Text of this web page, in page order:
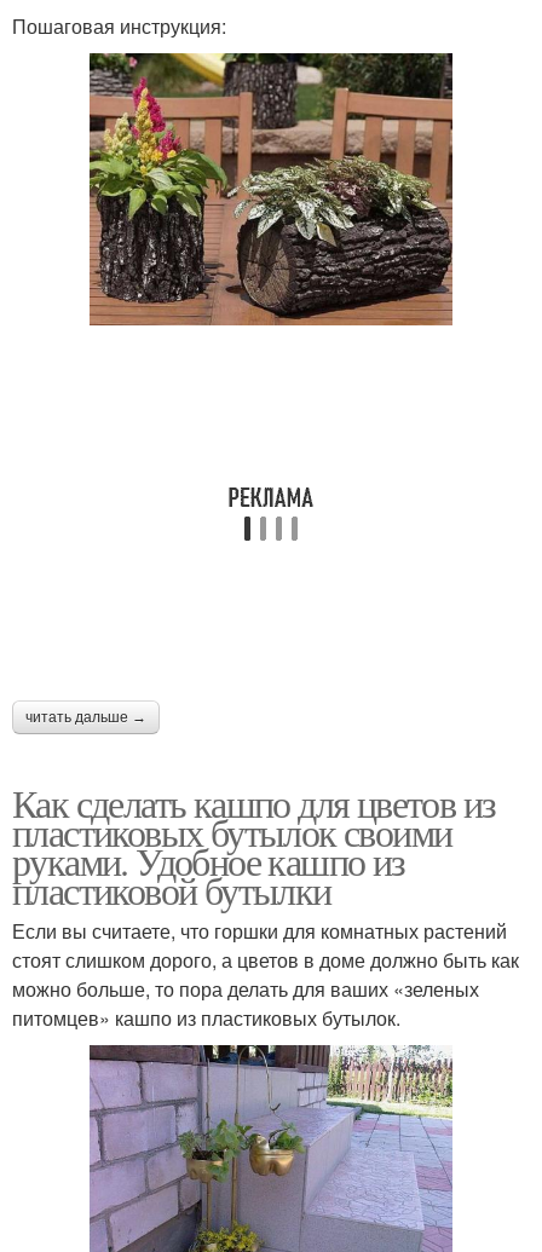
Пошаговая инструкция:
читать дальше →
Как сделать кашпо для цветов из
пластиковых бутылок своими
руками. Удобное кашпо из
пластиковой бутылки
Если вы считаете, что горшки для комнатных растений
стоят слишком дорого, а цветов в доме должно быть как
можно больше, то пора делать для ваших «зеленых
питомцев» кашпо из пластиковых бутылок.